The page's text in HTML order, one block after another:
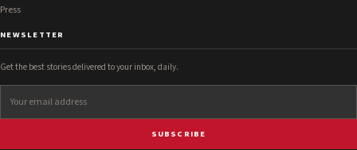
Press
NEWSLETTER
Get the best stories delivered to your inbox, daily.
SUBSCRIBE